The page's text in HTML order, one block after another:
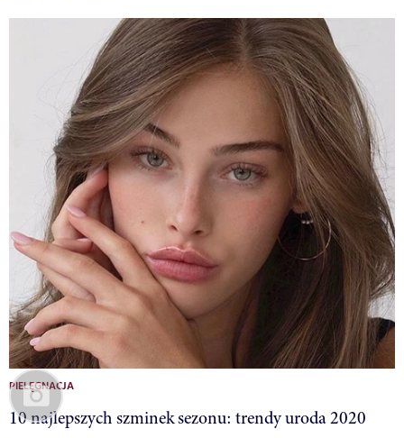
PIELĘGNACJA
10 najlepszych szminek sezonu: trendy uroda 2020